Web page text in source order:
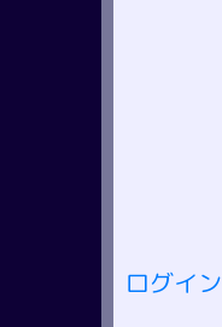
ログイン